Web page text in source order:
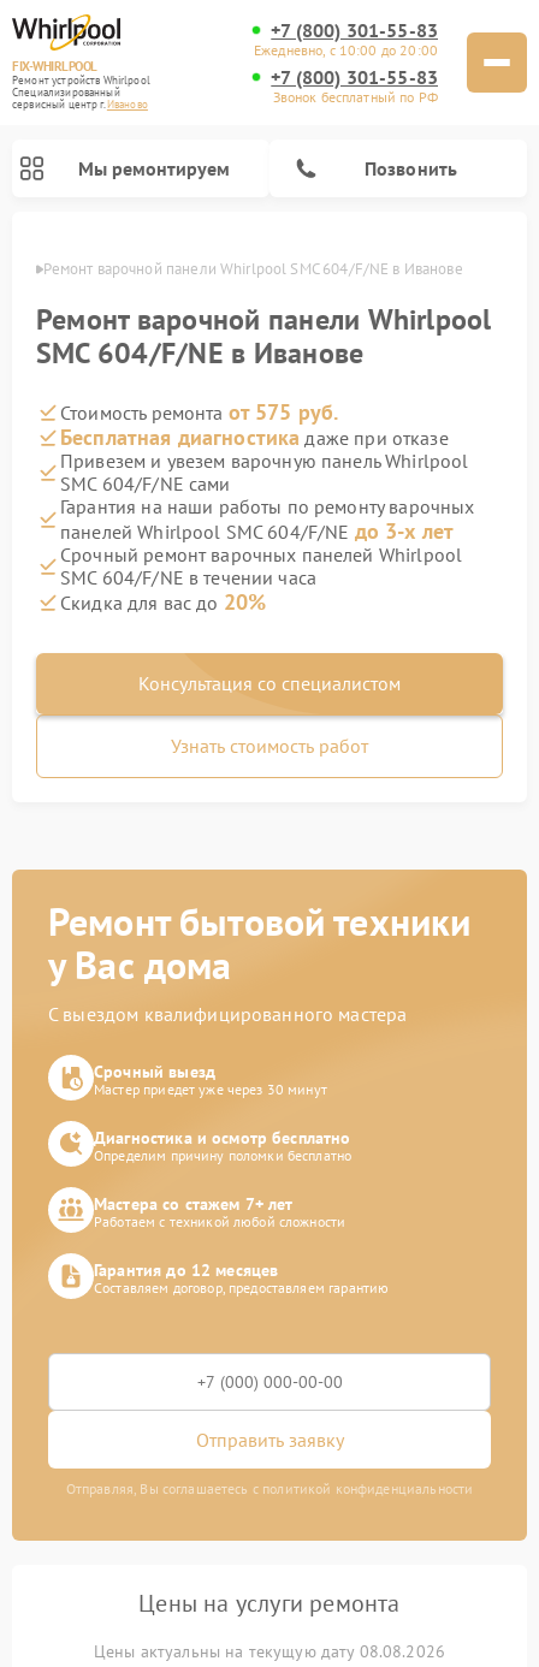
FIX-WHIRLPOOL
Ремонт устройств Whirlpool
Специализированный
cервисный центр г.Иваново
+7 (800) 301-55-83
Ежедневно, с 10:00 до 20:00
+7 (800) 301-55-83
Звонок бесплатный по РФ
Мы ремонтируем Позвонить
Ремонт варочной панели Whirlpool SMC 604/F/NE в Иванове
Ремонт варочной панели Whirlpool
SMC 604/F/NE в Иванове
Стоимость ремонта от 575 руб.
Бесплатная диагностика даже при отказе
Привезем и увезем варочную панель Whirlpool
SMC 604/F/NE сами
Гарантия на наши работы по ремонту варочных
панелей Whirlpool SMC 604/F/NE до 3-х лет
Срочный ремонт варочных панелей Whirlpool
SMC 604/F/NE в течении часа
Скидка для вас до 20%
Консультация со специалистом
Узнать стоимость работ
Ремонт бытовой техники
у Вас дома
С выездом квалифицированного мастера
Срочный выезд
Мастер приедет уже через 30 минут
Диагностика и осмотр бесплатно
Определим причину поломки бесплатно
Мастера со стажем 7+ лет
Работаем с техникой любой сложности
Гарантия до 12 месяцев
Составляем договор, предоставляем гарантию
Отправить заявку
Отправляя, Вы соглашаетесь с политикой конфиденциальности
Цены на услуги ремонта
Цены актуальны на текущую дату 08.08.2026